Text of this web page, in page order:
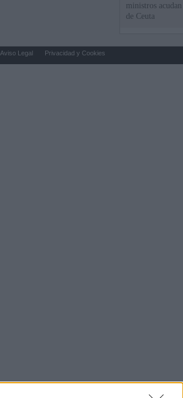
ministros
de Ceuta
Aviso Legal Privacidad y Cookies